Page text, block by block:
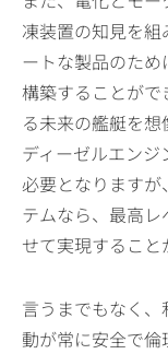
凍装置の知見を
ートな製品のた
構築することが
る未来の艦艇を
ディーゼルエン
必要となります
テムなら、最高
せて実現すること
言うまでもなく
動が常に安全で倫